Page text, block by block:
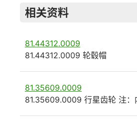
相关资料
81.44312.0009
81.44312.0009 轮毂帽
81.35609.0009
81.35609.0009 行星齿轮 注